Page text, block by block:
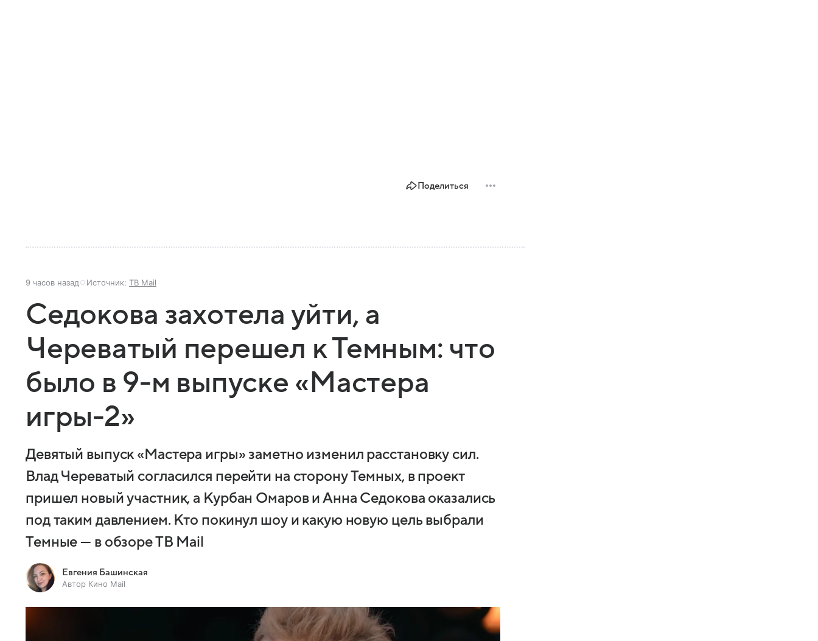
Поделиться
9 часов назад Источник: ТВ Mail
Седокова захотела уйти, а
Череватый перешел к Темным: что
было в 9-м выпуске «Мастера
игры-2»
Девятый выпуск «Мастера игры» заметно изменил расстановку сил.
Влад Череватый согласился перейти на сторону Темных, в проект
пришел новый участник, а Курбан Омаров и Анна Седокова оказались
под таким давлением. Кто покинул шоу и какую новую цель выбрали
Темные — в обзоре ТВ Mail
Евгения Башинская
Автор Кино Mail